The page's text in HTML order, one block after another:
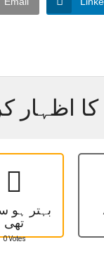
کا اظہار
بہتر ہو
تھی
0 Votes